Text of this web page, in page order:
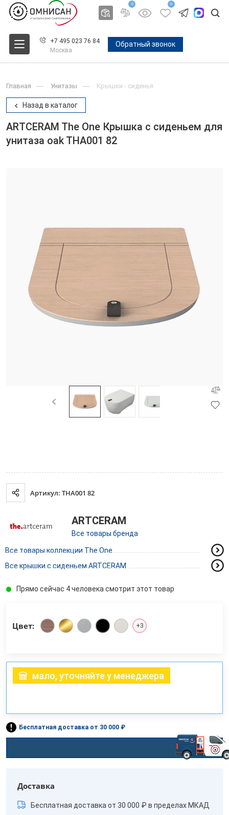
0 0
+7 495 023 76 84
Москва
Обратный звонок
Главная Унитазы Крышки - сиденья
Назад в каталог
ARTCERAM The One Крышка с сиденьем для
унитаза oak THA001 82
Артикул: THA001 82
ARTCERAM
Все товары бренда
Все товары коллекции The One
Все крышки с сиденьем ARTCERAM
Прямо сейчас 4 человека смотрит этот товар
Цвет: +3
мало, уточняйте у менеджера
Бесплатная доставка от 30 000 ₽
Доставка
Бесплатная доставка от 30 000 ₽ в пределах МКАД